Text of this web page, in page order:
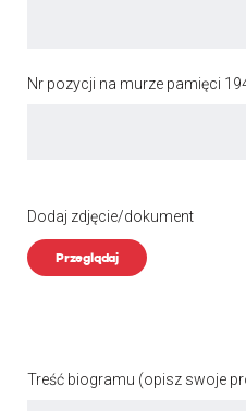
Nr pozycji na murze pamięci
Dodaj zdjęcie/dokument
Przeglądaj
Treść biogramu (opisz swoje